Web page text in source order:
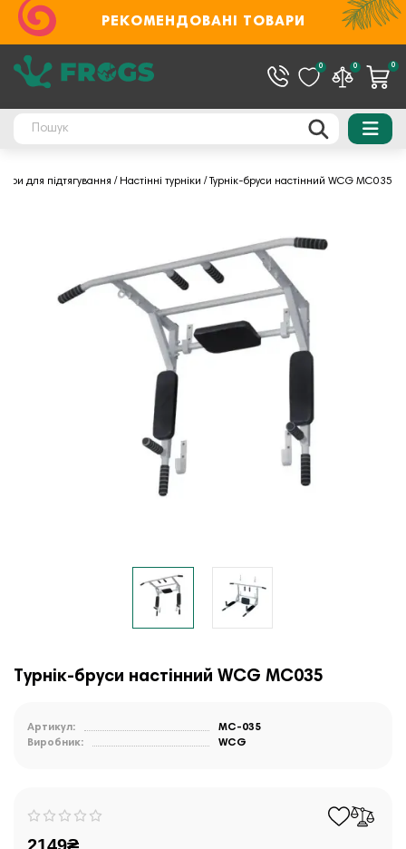
РЕКОМЕНДОВАНІ ТОВАРИ
0 0 0
для підтягування Настінні турніки Турнік-бруси настінний WCG MC035
Турнік-бруси настінний WCG MC035
Артикул:
MC-035
Виробник:
WCG